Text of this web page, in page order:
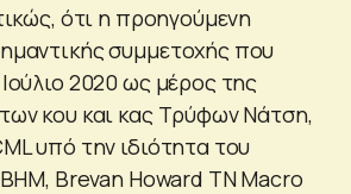
ότι η προηγούμενη
συμμετοχής που
2020 ως μέρος της
κου και κας Τρύφων Νάτση,
υπό την ιδιότητα του
ΒΗΜ, Brevan Howard TN Macro